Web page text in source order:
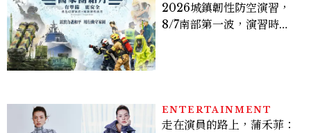
2026城鎮韌性防空演習，
8/7南部第一波，演習時
ENTERTAINMENT
走在演員的路上，蒲禾菲：